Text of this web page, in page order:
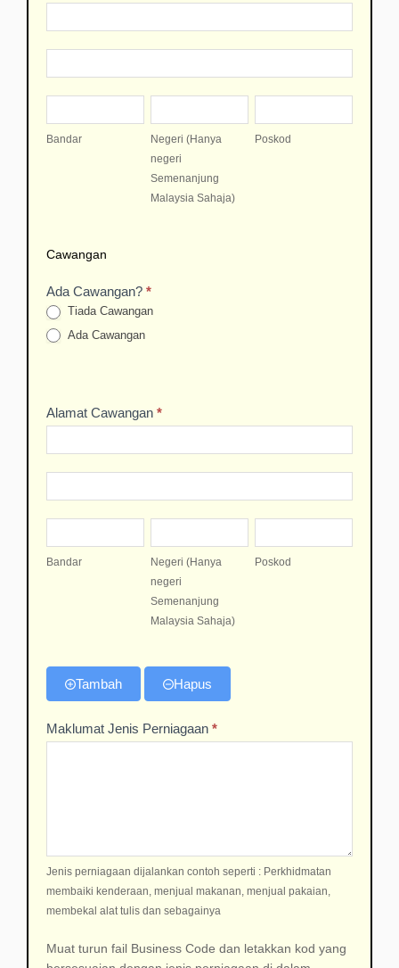
Surat
Menyurat
Surat
Menyurat
Bandar
(Hanya
negeri
Semenanjung
Malaysia
Sahaja)
Negeri (Hanya
negeri
Semenanjung
Malaysia Sahaja)
Poskod
Cawangan
Ada Cawangan? *
Tiada Cawangan
Ada Cawangan
Alamat Cawangan *
Cawangan
Cawangan
Bandar
(Hanya
negeri
Semenanjung
Malaysia
Sahaja)
Negeri (Hanya
negeri
Semenanjung
Malaysia Sahaja)
Poskod
Tambah Hapus
Maklumat Jenis Perniagaan *
Jenis perniagaan dijalankan contoh seperti : Perkhidmatan
membaiki kenderaan, menjual makanan, menjual pakaian,
membekal alat tulis dan sebagainya
Muat turun fail Business Code dan letakkan kod yang